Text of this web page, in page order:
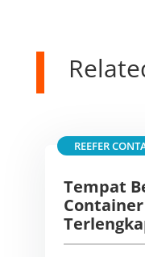
Tempat
REEFER